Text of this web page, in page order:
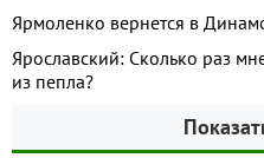
Ярмоленко вернется в
Ярославский: Сколько раз
из пепла?